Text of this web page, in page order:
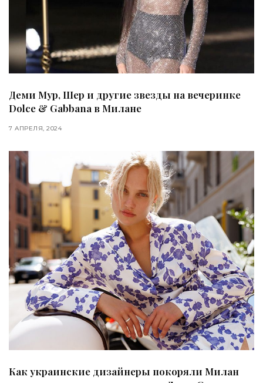
Деми Мур, Шер и другие звезды на вечеринке
Dolce & Gabbana в Милане
7 АПРЕЛЯ, 2024
Как украинские дизайнеры покоряли Милан